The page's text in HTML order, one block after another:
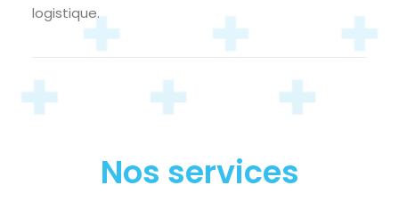
logistique.
Nos services